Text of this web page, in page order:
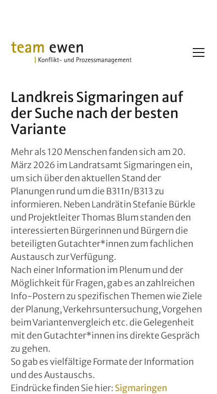
Landkreis Sigmaringen auf
der Suche nach der besten
Variante
Mehr als 120 Menschen fanden sich am 20.
März 2026 im Landratsamt Sigmaringen ein,
um sich über den aktuellen Stand der
Planungen rund um die B311n/B313 zu
informieren. Neben Landrätin Stefanie Bürkle
und Projektleiter Thomas Blum standen den
interessierten Bürgerinnen und Bürgern die
beteiligten Gutachter*innen zum fachlichen
Austausch zur Verfügung.
Nach einer Information im Plenum und der
Möglichkeit für Fragen, gab es an zahlreichen
Info-Postern zu spezifischen Themen wie Ziele
der Planung, Verkehrsuntersuchung, Vorgehen
beim Variantenvergleich etc. die Gelegenheit
mit den Gutachter*innen ins direkte Gespräch
zu gehen.
So gab es vielfältige Formate der Information
und des Austauschs.
Eindrücke finden Sie hier: Sigmaringen